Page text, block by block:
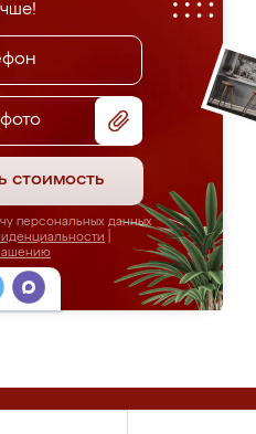
стоимость
персональных данных